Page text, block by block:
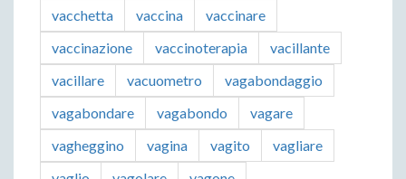
vacchetta
vaccina
vaccinare
vaccinazione
vaccinoterapia
vacillante
vacillare
vacuometro
vagabondaggio
vagabondare
vagabondo
vagare
vagheggino
vagina vagito
vagliare